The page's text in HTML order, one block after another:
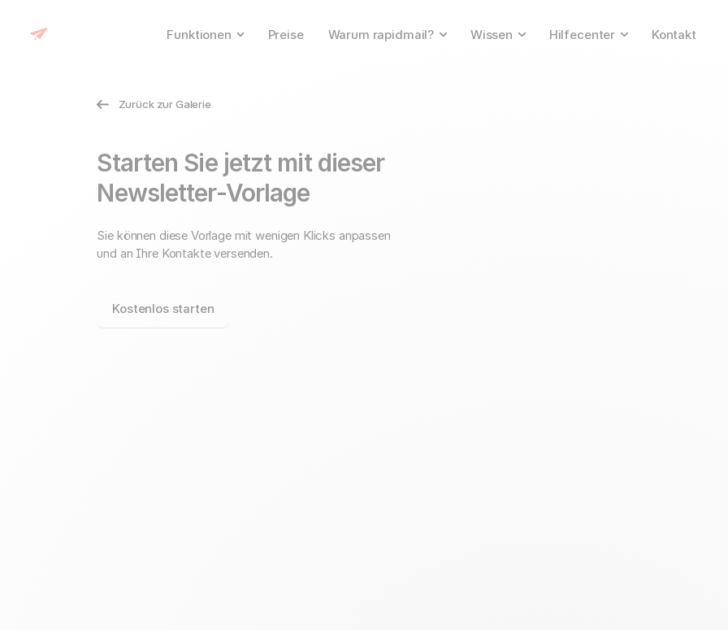
Funktionen Preise Warum rapidmail? Wissen Hilfecenter Kontakt
Zurück zur Galerie
Starten Sie jetzt mit dieser
Newsletter-Vorlage
Sie können diese Vorlage mit wenigen Klicks anpassen
und an Ihre Kontakte versenden.
Kostenlos starten